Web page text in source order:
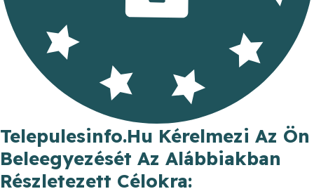
Telepulesinfo.hu Kérelmezi Az Ön
Beleegyezését Az Alábbiakban
Részletezett Célokra: